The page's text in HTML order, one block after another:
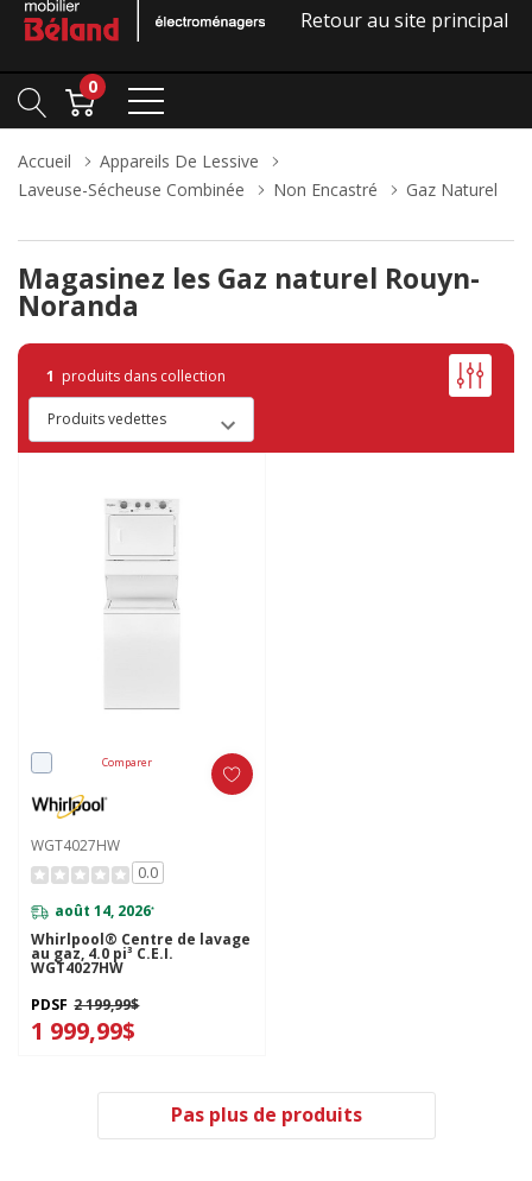
Retour au site principal
0
Accueil
Appareils De Lessive
Laveuse-Sécheuse Combinée
Non Encastré Gaz Naturel
Magasinez les Gaz naturel Rouyn-
Noranda
1 produits dans collection
Comparer
WGT4027HW
0.0
août 14, 2026*
Whirlpool® Centre de lavage
au gaz, 4.0 pi³ C.E.I.
WGT4027HW
PDSF 2 199,99$
1 999,99$
Pas plus de produits